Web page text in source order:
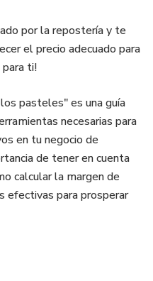
por la repostería y te
el precio adecuado para
ti!
pasteles" es una guía
necesarias para
en tu negocio de
de tener en cuenta
calcular la margen de
efectivas para prosperar
a comprender cómo